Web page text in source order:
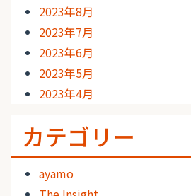
2023年8月
2023年7月
2023年6月
2023年5月
2023年4月
カテゴリー
ayamo